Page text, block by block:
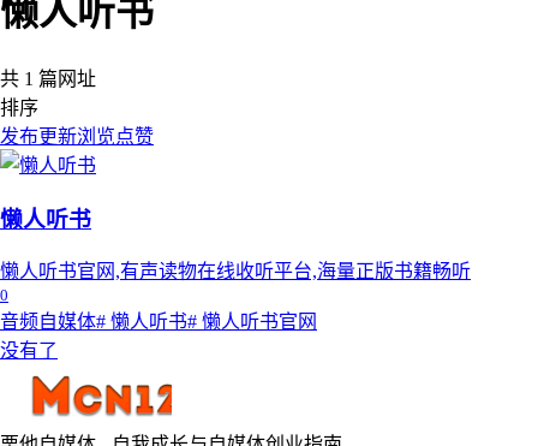
懒人听书
共 1 篇网址
排序
发布更新浏览点赞
懒人听书
懒人听书官网,有声读物在线收听平台,海量正版书籍畅听
0
音频自媒体# 懒人听书# 懒人听书官网
没有了